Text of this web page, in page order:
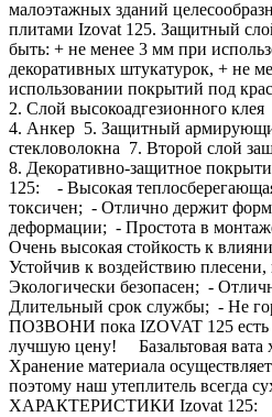
малоэтажных зданий
плитами Izovat 125. Защитный
быть: + не менее 3 мм при
декоративных штукатурок, + не
использовании покрытий под
2. Слой высокоадгезионного
4. Анкер 5. Защитный
стекловолокна 7. Второй слой
8. Декоративно-защитное
125: - Высокая
токсичен; - Отлично держит
деформации; - Простота в
Очень высокая стойкость к
Устойчив к воздействию
Экологически безопасен; -
Длительный срок службы; - Не
ПОЗВОНИ пока IZOVAT 125 есть
лучшую цену! Базальтовая вата
Хранение материала
поэтому наш утеплитель
ХАРАКТЕРИСТИКИ Izovat 125: